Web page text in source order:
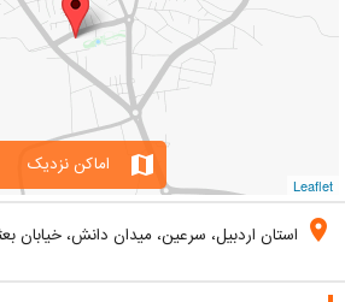
Leaflet
map اماکن نزدیک
location_on استان اردبیل، سرعین، میدان دانش، خیابان